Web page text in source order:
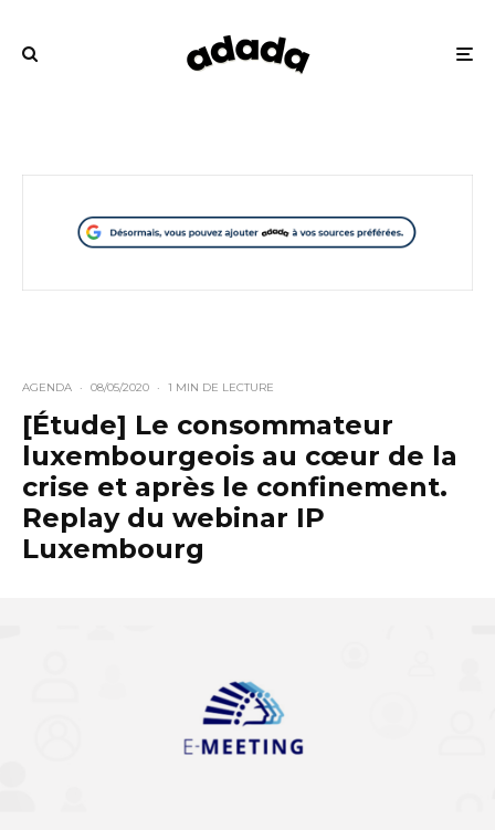
AGENDA · 08/05/2020 · 1 MIN DE LECTURE
[Étude] Le consommateur
luxembourgeois au cœur de la
crise et après le confinement.
Replay du webinar IP
Luxembourg